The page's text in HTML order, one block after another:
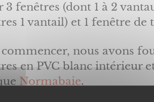
3 fenêtres (dont 1 à 2
1 vantail) et 1 fenêtre de
nous avons
en PVC blanc intérieur
Normabaie.